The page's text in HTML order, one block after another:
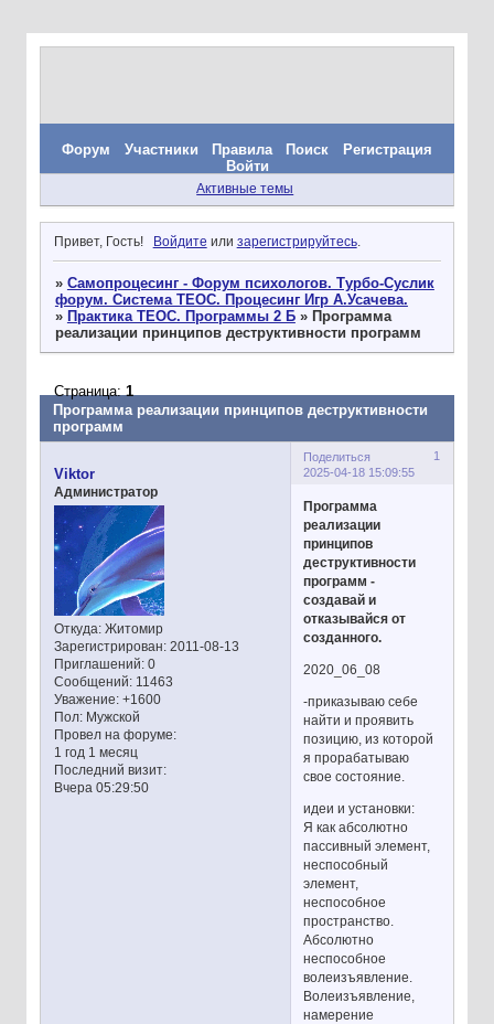
Форум Участники Правила Поиск
Регистрация
Войти
Активные темы
Привет, Гость! Войдите или зарегистрируйтесь.
» Самопроцесинг - Форум психологов. Турбо-Суслик
форум. Система ТЕОС. Процесинг Игр А.Усачева.
» Практика ТЕОС. Программы 2 Б » Программа
реализации принципов деструктивности программ
Программа реализации принципов деструктивности
программ
Страница:1
Поделиться
1
2025-04-18 15:09:55
Viktor
Администратор
Откуда:Житомир
Зарегистрирован: 2011-08-13
Приглашений:0
Сообщений:11463
Уважение: +1600
Пол:Мужской
Провел на форуме:
1 год 1 месяц
Последний визит:
Вчера 05:29:50
Программа
реализации
принципов
деструктивности
программ -
создавай и
отказывайся от
созданного.
2020_06_08
-приказываю себе
найти и проявить
позицию, из которой
я прорабатываю
свое состояние.
идеи и установки:
Я как абсолютно
пассивный элемент,
неспособный
элемент,
неспособное
пространство.
Абсолютно
неспособное
волеизъявление.
Волеизъявление,
намерение